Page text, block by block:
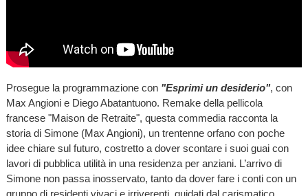
Prosegue la programmazione con "Esprimi un desiderio", con
Max Angioni e Diego Abatantuono. Remake della pellicola
francese "Maison de Retraite", questa commedia racconta la
storia di Simone (Max Angioni), un trentenne orfano con poche
idee chiare sul futuro, costretto a dover scontare i suoi guai con
lavori di pubblica utilità in una residenza per anziani. L’arrivo di
Simone non passa inosservato, tanto da dover fare i conti con un